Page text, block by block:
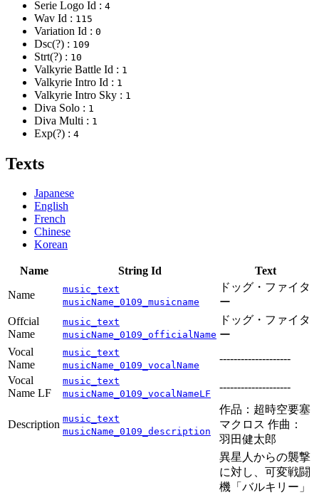
Serie Logo Id : 4
Wav Id : 115
Variation Id : 0
Dsc(?) : 109
Strt(?) : 10
Valkyrie Battle Id : 1
Valkyrie Intro Id : 1
Valkyrie Intro Sky : 1
Diva Solo : 1
Diva Multi : 1
Exp(?) : 4
Texts
Japanese
English
French
Chinese
Korean
Name String Id
Text
Name
music_text
musicName_0109_musicname
ドッグ・ファイタ
ー
Offcial
Name
music_text
musicName_0109_officialName
ドッグ・ファイタ
ー
Vocal
Name
music_text
musicName_0109_vocalName
--------------------
Vocal
Name LF
music_text
musicName_0109_vocalNameLF
--------------------
Description music_text
musicName_0109_description
作品：超時空要塞
マクロス 作曲：
羽田健太郎
異星人からの襲撃
に対し、可変戦闘
機「バルキリー」